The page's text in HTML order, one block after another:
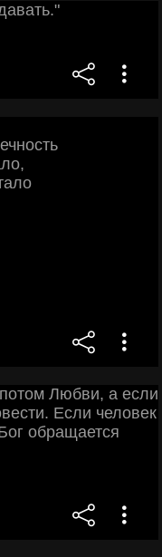
Любви, а если
Если человек
обращается